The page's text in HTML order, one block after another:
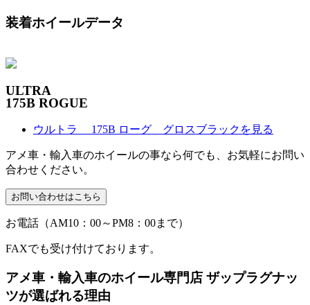
装着ホイールデータ
ULTRA
175B ROGUE
ウルトラ 175B ローグ グロスブラックを見る
アメ車・輸入車のホイールの事なら何でも、お気軽にお問い
合わせください。
お電話（AM10：00～PM8：00まで）
FAXでも受け付けております。
アメ車・輸入車のホイール専門店 ザップラグナッ
ツが選ばれる理由